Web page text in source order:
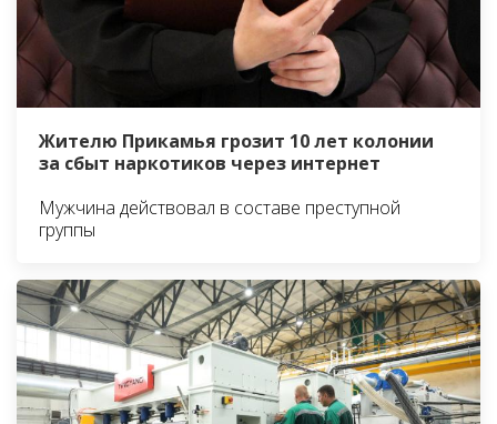
Жителю Прикамья грозит 10 лет колонии
за сбыт наркотиков через интернет
Мужчина действовал в составе преступной
группы